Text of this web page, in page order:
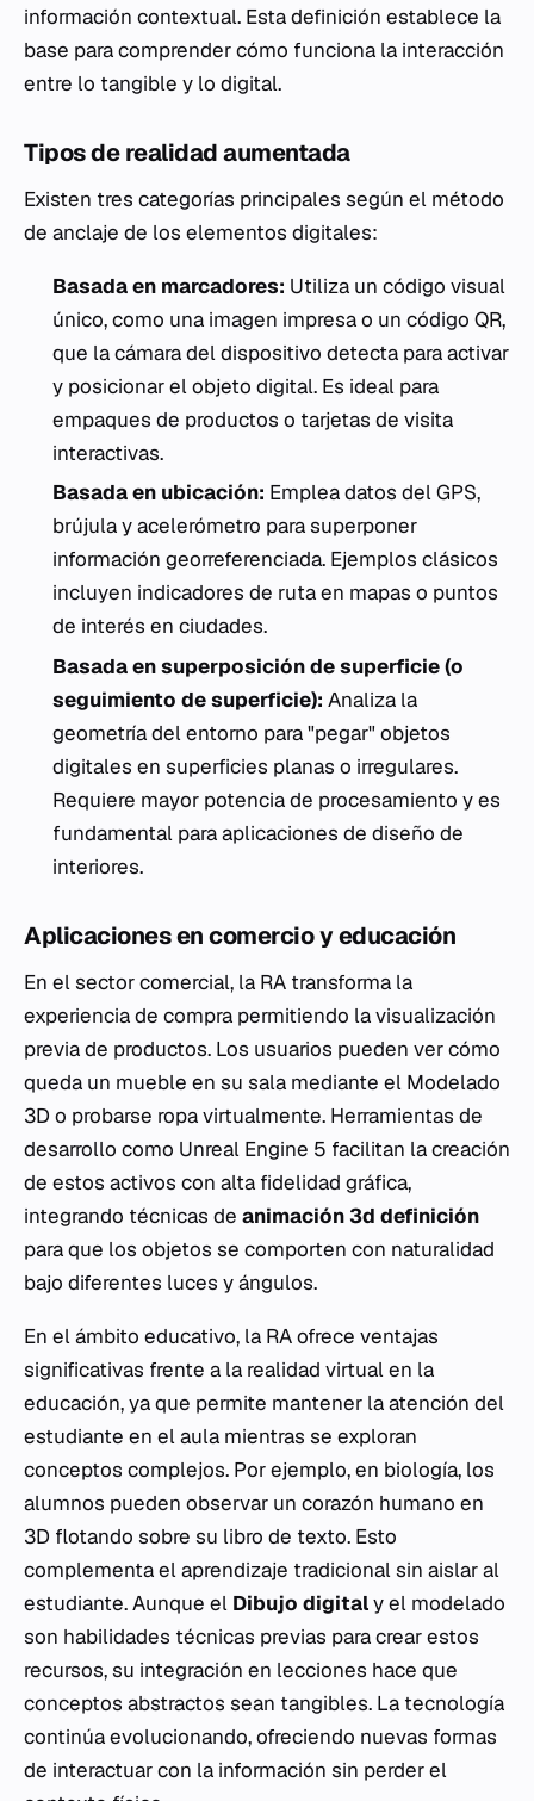
información contextual. Esta definición establece la
base para comprender cómo funciona la interacción
entre lo tangible y lo digital.
Tipos de realidad aumentada
Existen tres categorías principales según el método
de anclaje de los elementos digitales:
Basada en marcadores: Utiliza un código visual
único, como una imagen impresa o un código QR,
que la cámara del dispositivo detecta para activar
y posicionar el objeto digital. Es ideal para
empaques de productos o tarjetas de visita
interactivas.
Basada en ubicación: Emplea datos del GPS,
brújula y acelerómetro para superponer
información georreferenciada. Ejemplos clásicos
incluyen indicadores de ruta en mapas o puntos
de interés en ciudades.
Basada en superposición de superficie (o
seguimiento de superficie): Analiza la
geometría del entorno para "pegar" objetos
digitales en superficies planas o irregulares.
Requiere mayor potencia de procesamiento y es
fundamental para aplicaciones de diseño de
interiores.
Aplicaciones en comercio y educación
En el sector comercial, la RA transforma la
experiencia de compra permitiendo la visualización
previa de productos. Los usuarios pueden ver cómo
queda un mueble en su sala mediante el Modelado
3D o probarse ropa virtualmente. Herramientas de
desarrollo como Unreal Engine 5 facilitan la creación
de estos activos con alta fidelidad gráfica,
integrando técnicas de animación 3d definición
para que los objetos se comporten con naturalidad
bajo diferentes luces y ángulos.
En el ámbito educativo, la RA ofrece ventajas
significativas frente a la realidad virtual en la
educación, ya que permite mantener la atención del
estudiante en el aula mientras se exploran
conceptos complejos. Por ejemplo, en biología, los
alumnos pueden observar un corazón humano en
3D flotando sobre su libro de texto. Esto
complementa el aprendizaje tradicional sin aislar al
estudiante. Aunque el Dibujo digitaly el modelado
son habilidades técnicas previas para crear estos
recursos, su integración en lecciones hace que
conceptos abstractos sean tangibles. La tecnología
continúa evolucionando, ofreciendo nuevas formas
de interactuar con la información sin perder el